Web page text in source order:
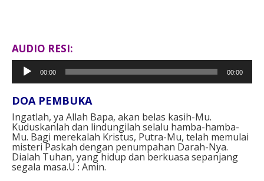
AUDIO RESI:
Pemutar
Audio
00:00 00:00
DOA PEMBUKA⁣
Ingatlah, ya Allah Bapa, akan belas kasih-Mu.
Kuduskanlah dan lindungilah selalu hamba-hamba-
Mu. Bagi merekalah Kristus, Putra-Mu, telah memulai
misteri Paskah dengan penumpahan Darah-Nya.
Dialah Tuhan, yang hidup dan berkuasa sepanjang
segala masa.U : Amin.⁣